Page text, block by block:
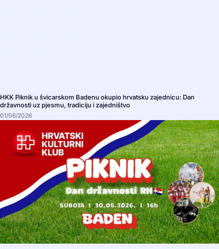
HKK Piknik u švicarskom Badenu okupio hrvatsku zajednicu: Dan
državnosti uz pjesmu, tradiciju i zajedništvo
01/06/2026